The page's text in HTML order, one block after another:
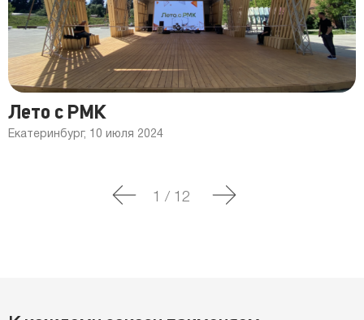
Лето с РМК
Екатеринбург, 10 июля 2024
1 / 12